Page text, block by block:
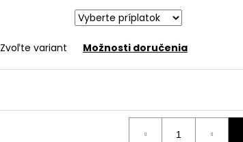
Zvoľte variant Možnosti doručenia